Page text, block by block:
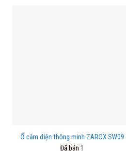
Ổ cắm điện thông minh ZAROX SW09
Đã bán 1